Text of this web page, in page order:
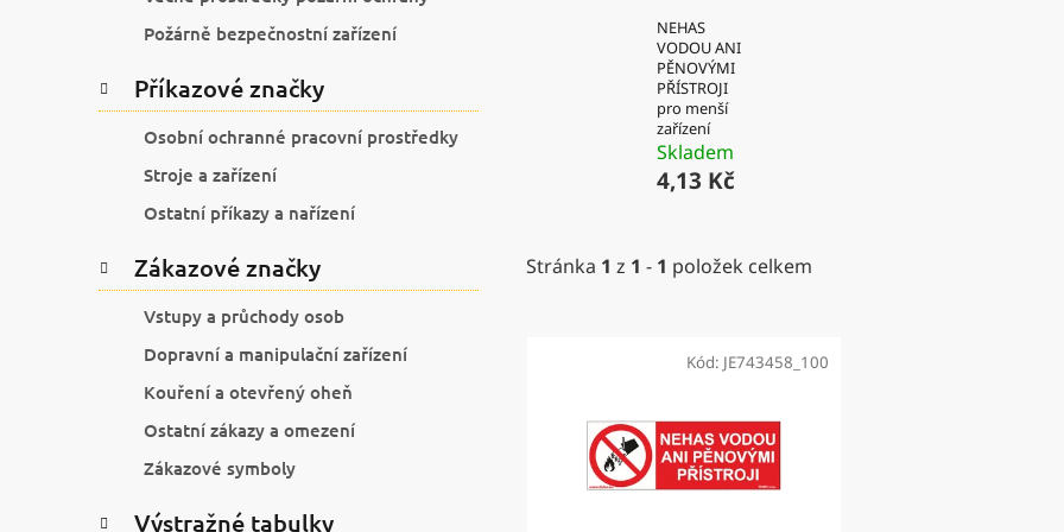
n
Požárně bezpečnostní zařízení
Příkazové značky
Osobní ochranné pracovní prostředky
Stroje a zařízení
Ostatní příkazy a nařízení
Zákazové značky
Vstupy a průchody osob
Dopravní a manipulační zařízení
Kouření a otevřený oheň
Ostatní zákazy a omezení
Zákazové symboly
Výstražné tabulky
NEHAS
VODOU ANI
PĚNOVÝMI
PŘÍSTROJI
pro menší
zařízení
Skladem
4,13 Kč
Stránka 1 z 1 - 1 položek celkem
Kód: JE743458_100